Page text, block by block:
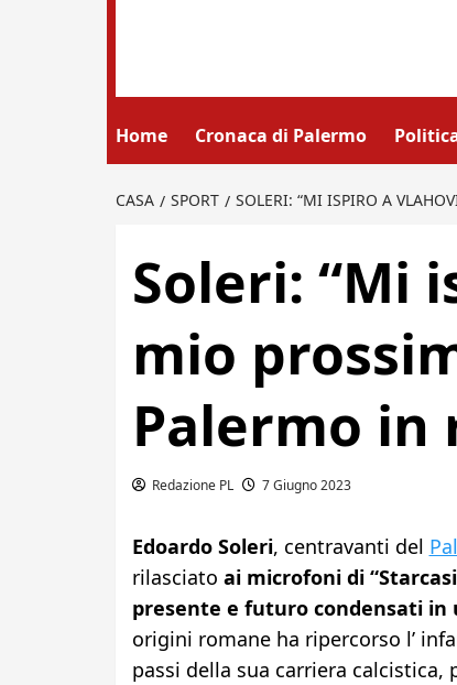
Home Cronaca di Palermo
CASA SPORT SOLERI: “MI ISPIRO A
Soleri: “Mi
mio
Palermo in
Redazione PL 7 Giugno 2023
Edoardo Soleri, centravanti del
rilasciato ai microfoni di
presente e futuro condensati in
origini romane ha ripercorso l’
passi della sua carriera calcistica,